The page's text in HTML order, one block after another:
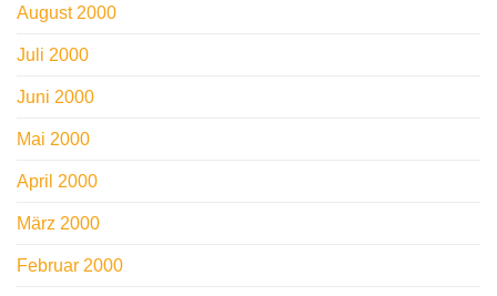
August 2000
Juli 2000
Juni 2000
Mai 2000
April 2000
März 2000
Februar 2000